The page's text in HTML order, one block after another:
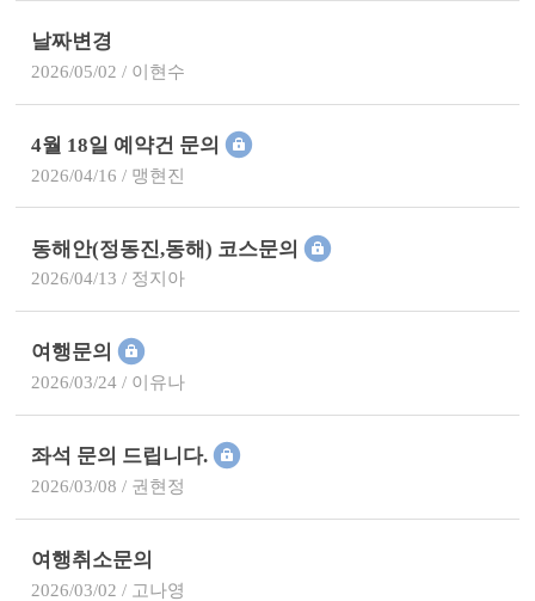
날짜변경
2026/05/02 / 이현수
4월 18일 예약건 문의
2026/04/16 / 맹현진
동해안(정동진,동해) 코스문의
2026/04/13 / 정지아
여행문의
2026/03/24 / 이유나
좌석 문의 드립니다.
2026/03/08 / 권현정
여행취소문의
2026/03/02 / 고나영